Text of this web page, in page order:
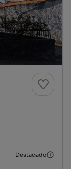
Destacado